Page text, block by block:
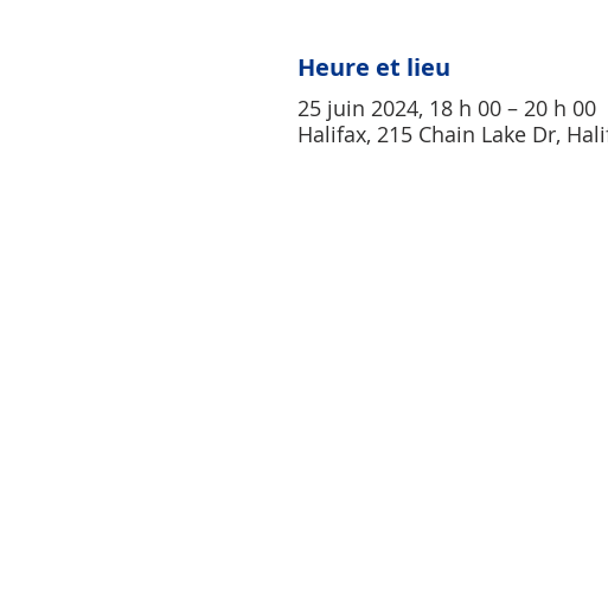
Heure et lieu
25 juin 2024, 18 h 00 – 20 h 00
Halifax, 215 Chain Lake Dr,